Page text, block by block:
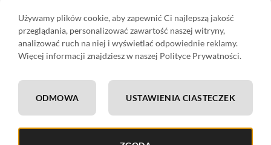
e-mail:sklep@adoris.pl
poniedziałek - piątek 8:00-16:00
Adoris Dorota Święcka
58-502 Jelenia Góra
ING: 22 1050 1751 1000 0091 0971 2688
Używamy plików cookie, aby zapewnić Ci najlepszą jakość
przeglądania, personalizować zawartość naszej witryny,
analizować ruch na niej i wyświetlać odpowiednie reklamy.
Więcej informacji znajdziesz w naszej Polityce Prywatności.
USTAWIENIA CIASTECZEK
ODMOWA